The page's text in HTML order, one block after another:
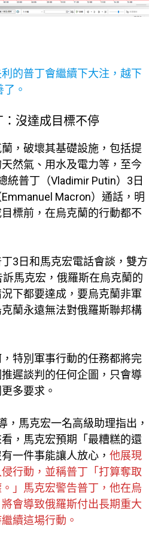
的普丁會繼續下大注，越下
。
沒達成目標不停
，破壞其基礎設施，包括提
然氣、用水及電力等，至今
統普丁（Vladimir Putin）3日
Macron）通話，明
標前，在烏克蘭的行動都不
3日和馬克宏電話會談，雙方
馬克宏，俄羅斯在烏克蘭的
下都要達成，要烏克蘭非軍
蘭永遠無法對俄羅斯聯邦構
特別軍事行動的任務都將完
遲談判的任何企圖，只會導
多要求。
，馬克宏一名高級助理指出，
，馬克宏預期「最糟糕的還
一件事能讓人放心， 他展現
行動，並稱普丁「打算奪取
」馬克宏警告普丁，他在烏
會導致俄羅斯付出長期重大
續這場行動。